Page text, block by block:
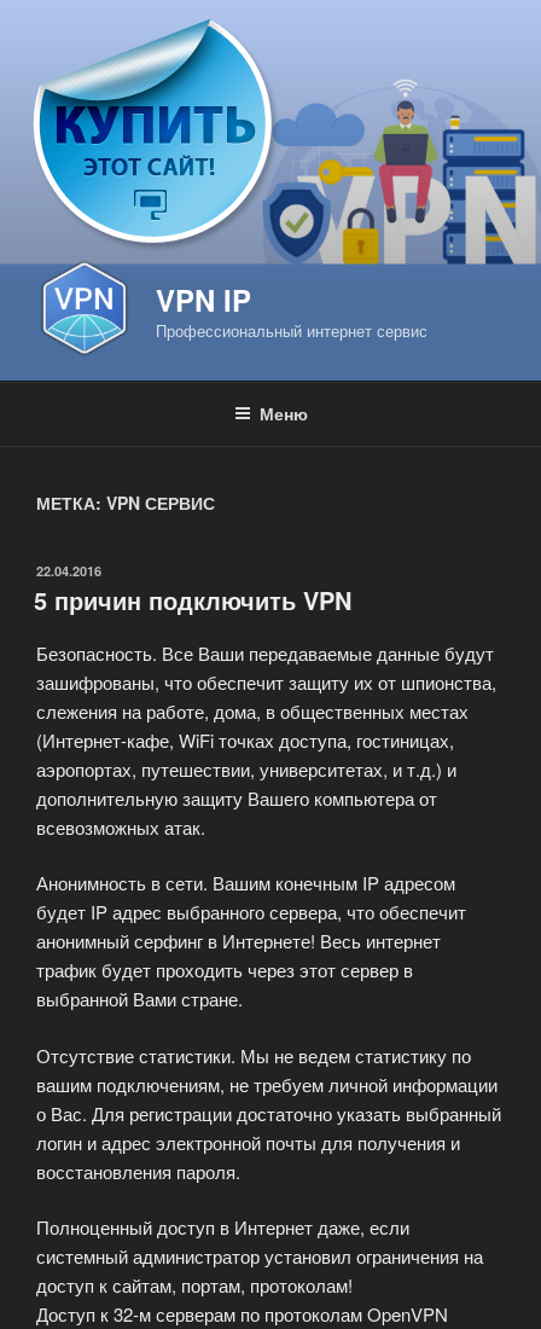
содержимому
VPN IP
Профессиональный интернет сервис
Меню
МЕТКА: VPN СЕРВИС
ОПУБЛИКОВАНО
22.04.2016
5 причин подключить VPN
Безопасность. Все Ваши передаваемые данные будут
зашифрованы, что обеспечит защиту их от шпионства,
слежения на работе, дома, в общественных местах
(Интернет-кафе, WiFi точках доступа, гостиницах,
аэропортах, путешествии, университетах, и т.д.) и
дополнительную защиту Вашего компьютера от
всевозможных атак.
Анонимность в сети. Вашим конечным IP адресом
будет IP адрес выбранного сервера, что обеспечит
анонимный серфинг в Интернете! Весь интернет
трафик будет проходить через этот сервер в
выбранной Вами стране.
Отсутствие статистики. Мы не ведем статистику по
вашим подключениям, не требуем личной информации
о Вас. Для регистрации достаточно указать выбранный
логин и адрес электронной почты для получения и
восстановления пароля.
Полноценный доступ в Интернет даже, если
системный администратор установил ограничения на
доступ к сайтам, портам, протоколам!
Доступ к 32-м серверам по протоколам OpenVPN